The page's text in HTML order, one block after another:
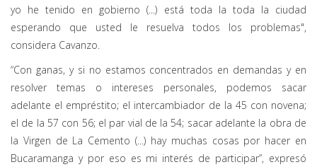
yo he tenido en gobierno (...) está toda la toda la ciudad
esperando que usted le resuelva todos los problemas",
considera Cavanzo.
“Con ganas, y si no estamos concentrados en demandas y en
resolver temas o intereses personales, podemos sacar
adelante el empréstito; el intercambiador de la 45 con novena;
el de la 57 con 56; el par vial de la 54; sacar adelante la obra de
la Virgen de La Cemento (...) hay muchas cosas por hacer en
Bucaramanga y por eso es mi interés de participar”, expresó